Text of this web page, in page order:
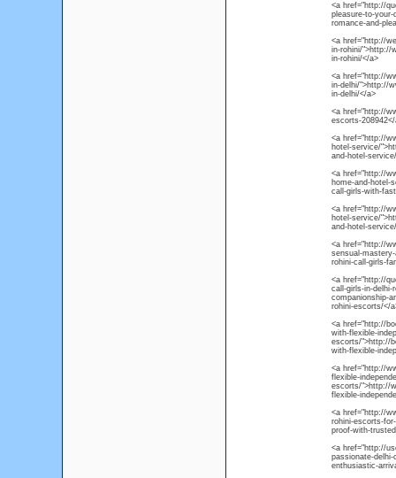
<a href="http://
pleasure-to-
romance-and-
<a href="http://
in-rohini/">http://
in-rohini/</a>
<a href="http://
in-delhi/">http://
in-delhi/</a>
<a href="http://
escorts-208942</
<a href="http://
hotel-service/
and-hotel-
<a href="http://
home-and-hotel-
call-girls-with-
<a href="http://
hotel-service/
and-hotel-
<a href="http://
sensual-
rohini-call-girls-
<a href="http://
call-girls-in-delhi-
companionship-
rohini-escorts/</
<a href="http://
with-flexible-
escorts/">http://
with-flexible-
<a href="http://
flexible-
escorts/">http://
flexible-
<a href="http://
rohini-escorts-
proof-with-
<a href="http://
passionate-
enthusiastic-